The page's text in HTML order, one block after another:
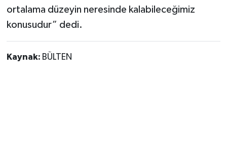
ortalama düzeyin neresinde kalabileceğimiz
konusudur” dedi.
Kaynak: BÜLTEN